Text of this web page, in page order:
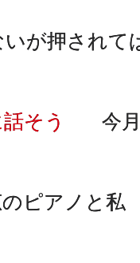
いが押され
そう
今月
ピアノと